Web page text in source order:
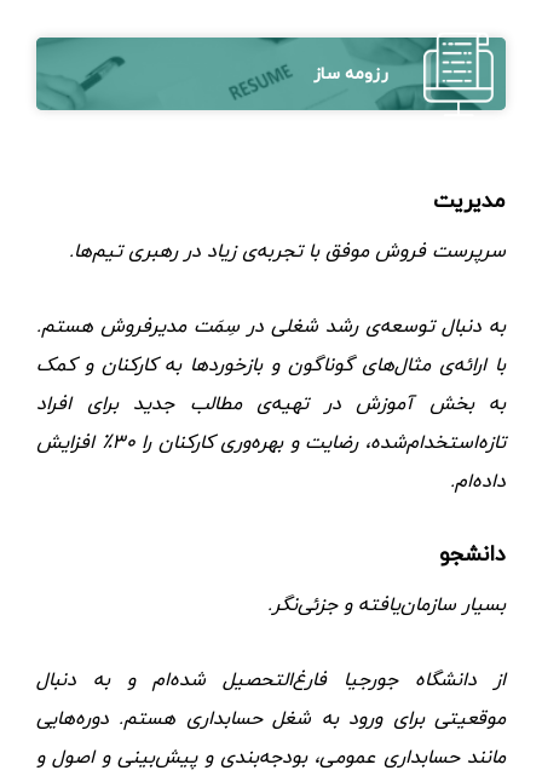
رزومه ساز
مدیریت
سرپرست فروش موفق با تجربه‌ی زیاد در رهبری تیم‌ها.
به دنبال توسعه‌ی رشد شغلی در سِمَت مدیرفروش هستم.
با ارائه‌ی مثال‌های گوناگون و بازخوردها به کارکنان و کمک
به بخش آموزش در تهیه‌ی مطالب جدید برای افراد
تازه‌‌استخدام‌شده، رضایت و بهره‌وری کارکنان را ۳۰٪ افزایش
داده‌ام.
دانشجو
بسیار سازمان‌یافته و جزئی‌نگر.
از دانشگاه جورجیا فارغ‌التحصیل شده‌ام و به دنبال
موقعیتی برای ورود به شغل حسابداری هستم. دوره‌هایی
مانند حسابداری عمومی، بودجه‌بندی و پیش‌بینی و اصول و